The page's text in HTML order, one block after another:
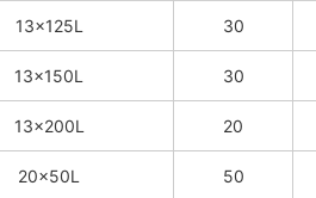
13×125L 30
13×150L 30
13×200L 20
20×50L 50